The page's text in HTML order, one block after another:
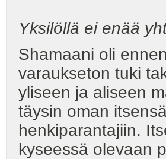
Yksilöllä ei enää
Shamaani oli
varaukseton tuki
yliseen ja aliseen
täysin oman
henkiparantajiin.
kyseessä olevaan